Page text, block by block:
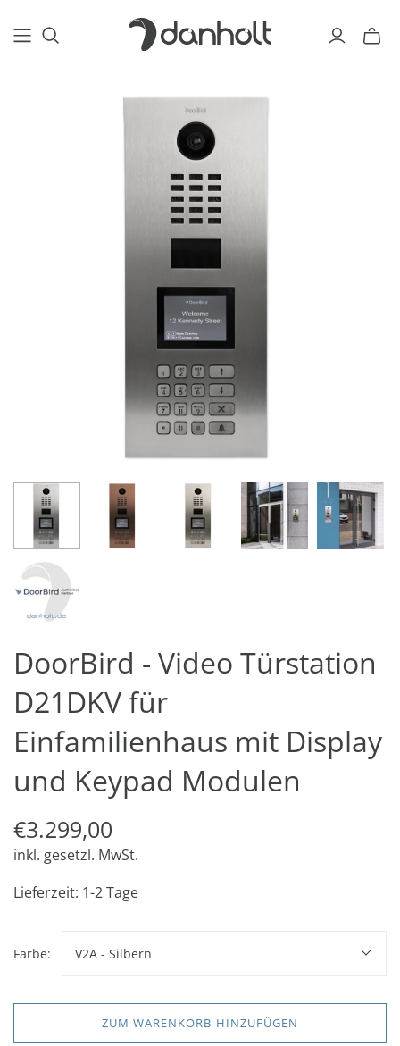
DoorBird - Video Türstation
D21DKV für
Einfamilienhaus mit Display
und Keypad Modulen
€3.299,00
inkl. gesetzl. MwSt.
Lieferzeit: 1-2 Tage
Farbe: V2A - Silbern
ZUM WARENKORB HINZUFÜGEN